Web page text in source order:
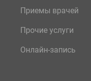
Приемы врачей
Прочие услуги
Онлайн-запись